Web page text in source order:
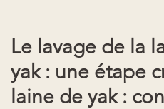
Le lavage de la
yak : une étape
laine de yak :